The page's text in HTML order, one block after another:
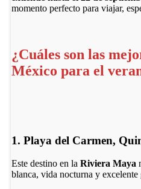
momento perfecto para viajar,
¿Cuáles son las
México para el
1. Playa del Carmen,
Este destino en la Riviera Maya
blanca, vida nocturna y excelente